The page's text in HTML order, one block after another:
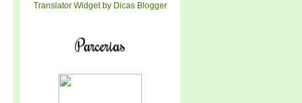
Translator Widget by Dicas Blogger
Parcerias